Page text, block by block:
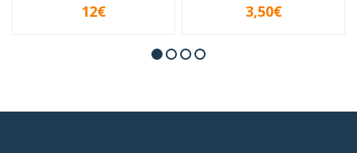
INDISPONÍVEL
12€ INDISPONÍVEL
3,50€